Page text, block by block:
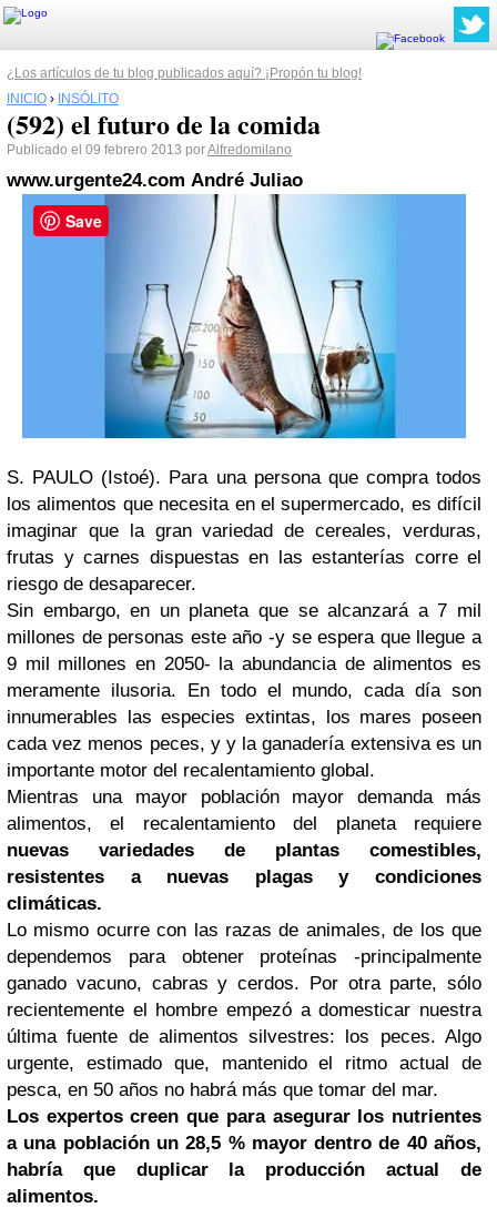
¿Los artículos de tu blog publicados aquí? ¡Propón tu blog!
INICIO › INSÓLITO
(592) el futuro de la comida
Publicado el 09 febrero 2013 porAlfredomilano
www.urgente24.com André Juliao
S. PAULO (Istoé). Para una persona que compra todos
los alimentos que necesita en el supermercado, es difícil
imaginar que la gran variedad de cereales, verduras,
frutas y carnes dispuestas en las estanterías corre el
riesgo de desaparecer.
Sin embargo, en un planeta que se alcanzará a 7 mil
millones de personas este año -y se espera que llegue a
9 mil millones en 2050- la abundancia de alimentos es
meramente ilusoria. En todo el mundo, cada día son
innumerables las especies extintas, los mares poseen
cada vez menos peces, y y la ganadería extensiva es un
importante motor del recalentamiento global.
Mientras una mayor población mayor demanda más
alimentos, el recalentamiento del planeta requiere
nuevas variedades de plantas comestibles,
resistentes a nuevas plagas y condiciones
climáticas.
Lo mismo ocurre con las razas de animales, de los que
dependemos para obtener proteínas -principalmente
ganado vacuno, cabras y cerdos. Por otra parte, sólo
recientemente el hombre empezó a domesticar nuestra
última fuente de alimentos silvestres: los peces. Algo
urgente, estimado que, mantenido el ritmo actual de
pesca, en 50 años no habrá más que tomar del mar.
Los expertos creen que para asegurar los nutrientes
a una población un 28,5 % mayor dentro de 40 años,
habría que duplicar la producción actual de
alimentos.
Save